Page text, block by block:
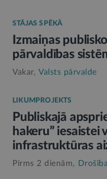
STĀJAS SPĒKĀ
Izmaiņas
pārvaldības
Vakar, Valsts pārvalde
LIKUMPROJEKTS
Publiskajā
hakeru” iesaistei
infrastruktūras
Pirms 2 dienām, Drošība